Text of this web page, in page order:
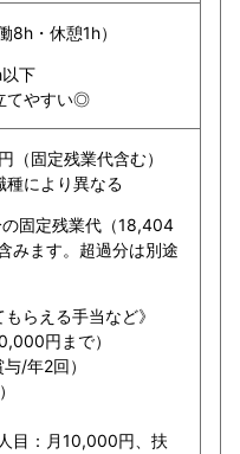
・休憩1h）
下
てやすい◎
（固定残業代含む）
により異なる
固定残業代（18,404
みます。超過分は別途
らえる手当など》
円まで）
/年2回）
目：月10,000円、扶